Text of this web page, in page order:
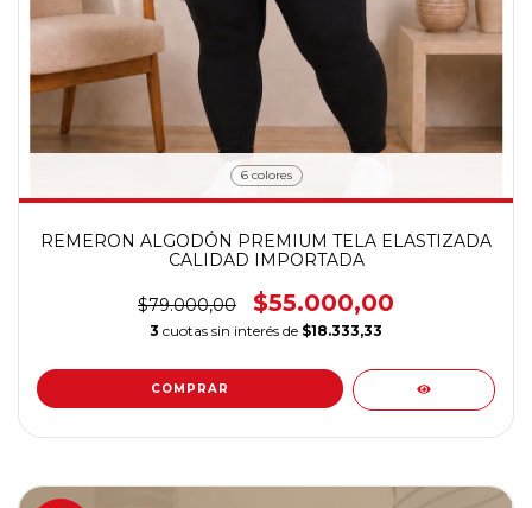
6 colores
REMERON ALGODÓN PREMIUM TELA ELASTIZADA
CALIDAD IMPORTADA
$79.000,00 $55.000,00
3 cuotas sin interés de $18.333,33
COMPRAR